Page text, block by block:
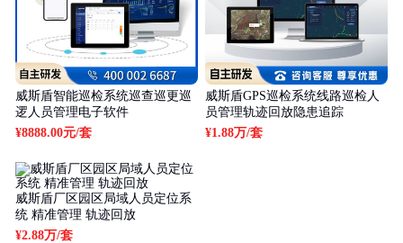
威斯盾智能巡检系统巡查巡更巡
逻人员管理电子软件
¥8888.00元/套
威斯盾GPS巡检系统线路巡检人
员管理轨迹回放隐患追踪
¥1.88万/套
威斯盾厂区园区局域人员定位系
统 精准管理 轨迹回放
¥2.88万/套